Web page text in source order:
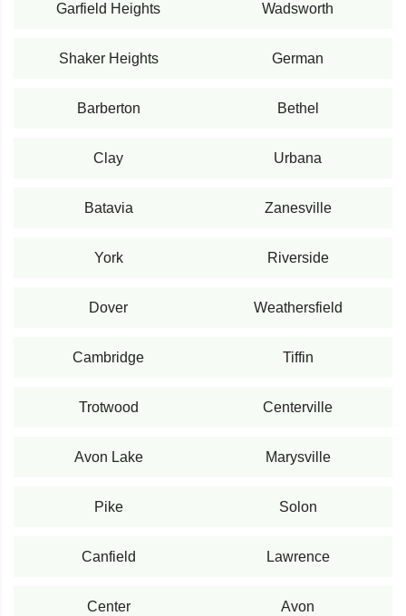
Garfield Heights Wadsworth
Shaker Heights German
Barberton Bethel
Clay Urbana
Batavia Zanesville
York Riverside
Dover Weathersfield
Cambridge Tiffin
Trotwood Centerville
Avon Lake Marysville
Pike Solon
Canfield Lawrence
Center Avon